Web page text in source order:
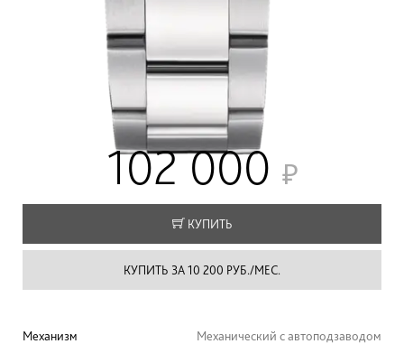
102 000
КУПИТЬ
КУПИТЬ ЗА 10 200 РУБ./МЕС.
Механизм
Механический с автоподзаводом